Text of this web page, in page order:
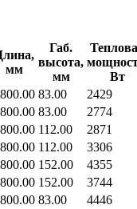
мм
Габ.
высота,
мм
Вт
83.00
2429
83.00
2774
112.00
2871
112.00
3306
152.00
4355
152.00
3744
83.00
4446